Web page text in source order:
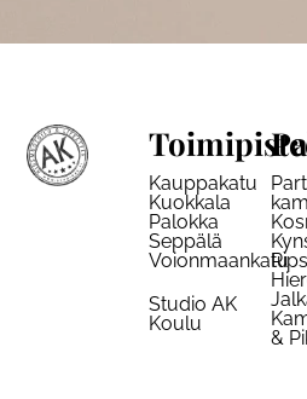
Kauppakatu
Kuokkala
Palokka
Seppälä
Voionmaankatu
Studio AK
Koulu
&